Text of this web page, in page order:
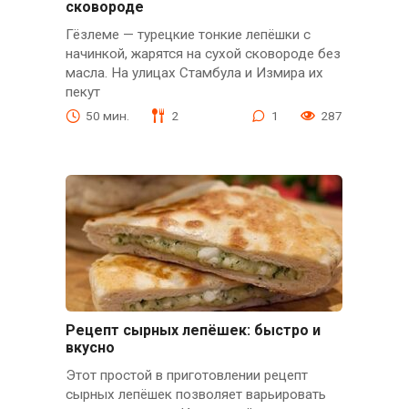
сковороде
Гёзлеме — турецкие тонкие лепёшки с
начинкой, жарятся на сухой сковороде без
масла. На улицах Стамбула и Измира их
пекут
50 мин. 2 1 287
Рецепт сырных лепёшек: быстро и
вкусно
Этот простой в приготовлении рецепт
сырных лепёшек позволяет варьировать